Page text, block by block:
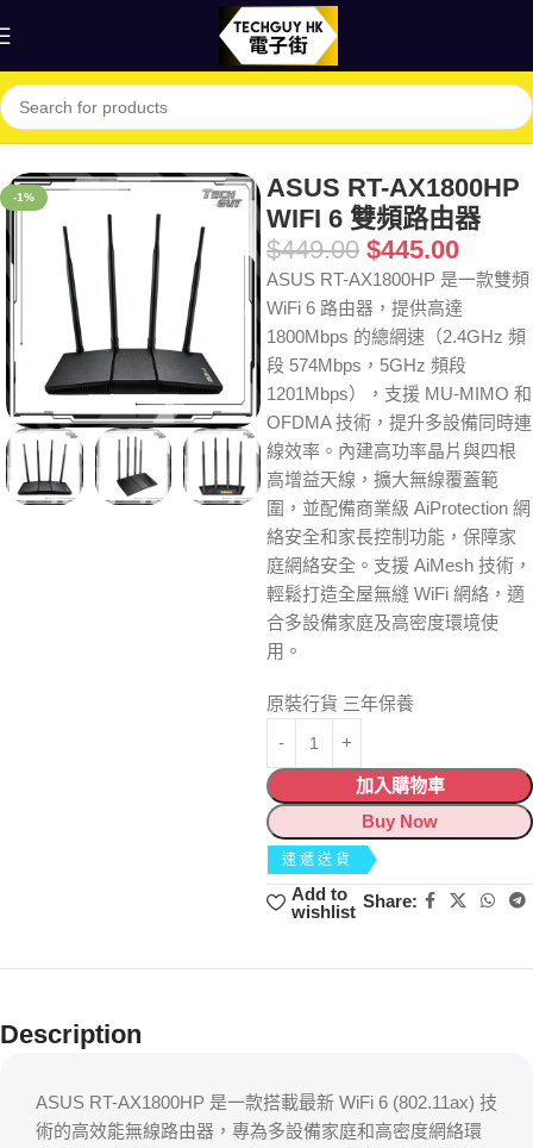
首頁 Shop 網絡 路由器
-1%
ASUS RT-AX1800HP
WIFI 6 雙頻路由器
$449.00 $445.00
ASUS RT-AX1800HP 是一款雙頻
WiFi 6 路由器，提供高達
1800Mbps 的總網速（2.4GHz 頻
段 574Mbps，5GHz 頻段
1201Mbps），支援 MU-MIMO 和
OFDMA 技術，提升多設備同時連
線效率。內建高功率晶片與四根
高增益天線，擴大無線覆蓋範
圍，並配備商業級 AiProtection 網
絡安全和家長控制功能，保障家
庭網絡安全。支援 AiMesh 技術，
輕鬆打造全屋無縫 WiFi 網絡，適
合多設備家庭及高密度環境使
用。
原裝行貨 三年保養
加入購物車
Buy Now
速遞送貨
Add to
wishlist
Share:
Description
ASUS RT-AX1800HP 是一款搭載最新 WiFi 6 (802.11ax) 技
術的高效能無線路由器，專為多設備家庭和高密度網絡環